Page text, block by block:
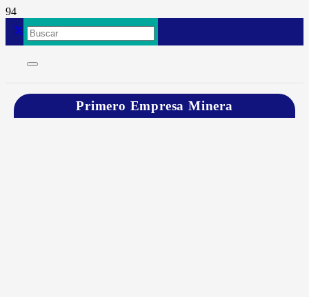
Primero Empresa Minera